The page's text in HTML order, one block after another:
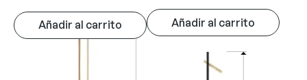
Añadir al carrito Añadir al carrito